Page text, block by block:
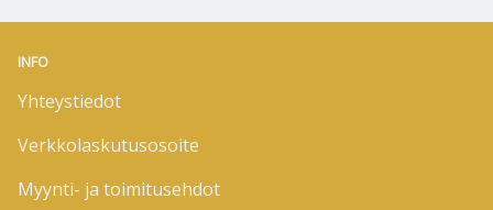
INFO
Yhteystiedot
Verkkolaskutusosoite
Myynti- ja toimitusehdot